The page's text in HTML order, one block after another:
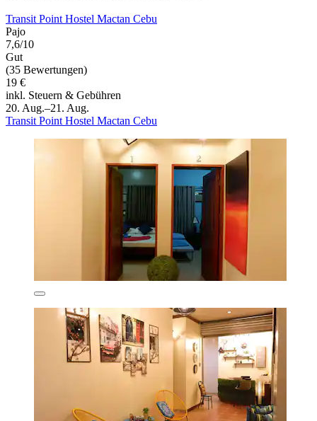
Transit Point Hostel Mactan Cebu
Pajo
7,6/10
Gut
(35 Bewertungen)
19 €
inkl. Steuern & Gebühren
20. Aug.–21. Aug.
Transit Point Hostel Mactan Cebu